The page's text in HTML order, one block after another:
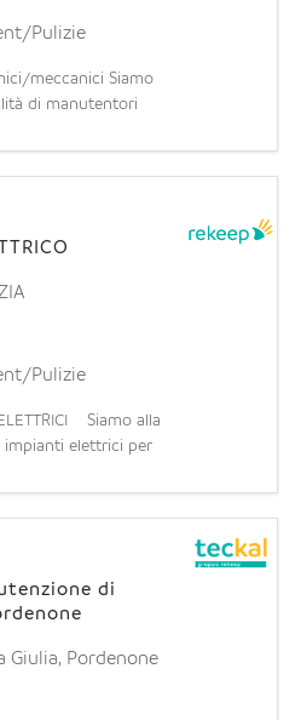
Pulizie
meccanici Siamo
di manutentori
per
presso CASINO'
LA VELLEE')
se in possesso di
di qualifica; -
imp
Pulizie
Siamo alla
elettrici per
presso il CED di
assicurare il
impianti elettrici,
ordinaria e
e apparecchiature
di
Giulia, Pordenone